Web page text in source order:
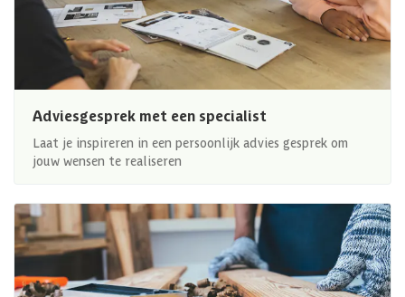
Adviesgesprek met een specialist
Laat je inspireren in een persoonlijk advies gesprek om
jouw wensen te realiseren